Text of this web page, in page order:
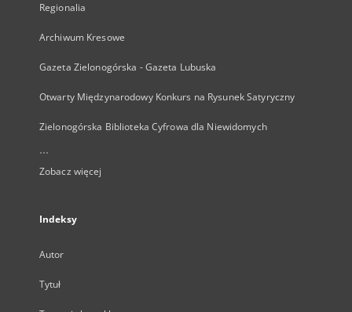
Regionalia
Archiwum Kresowe
Gazeta Zielonogórska - Gazeta Lubuska
Otwarty Międzynarodowy Konkurs na Rysunek Satyryczny
Zielonogórska Biblioteka Cyfrowa dla Niewidomych
...
Zobacz więcej
Indeksy
Autor
Tytuł